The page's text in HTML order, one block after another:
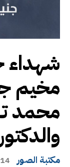
شهداء
مخيم
محمد
مكتبة الصور 14 أكتوبر، 2022